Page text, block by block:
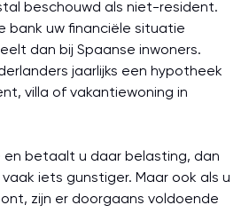
beschouwd als niet-resident.
bank uw financiële situatie
dan bij Spaanse inwoners.
jaarlijks een hypotheek
villa of vakantiewoning in
en betaalt u daar belasting, dan
iets gunstiger. Maar ook als u
zijn er doorgaans voldoende